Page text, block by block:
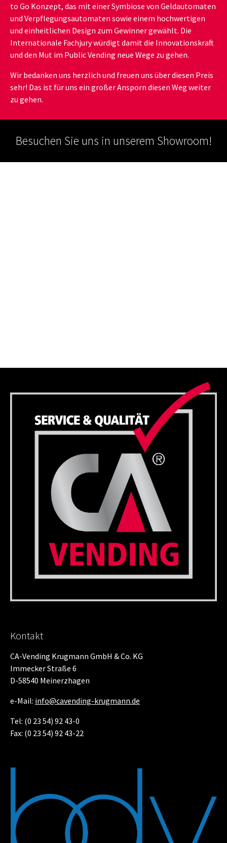
to Go Konzept, das mit einer Symbiose von Geldautomaten
und Verpflegungsautomaten sowie einem hochwertigen
und einheitlichen Design zum Gewinner gewählt. Die
Internationale Fachjury würdigt damit die Innovationskraft
und den Mut im Public Vending neue Wege zu gehen.
Wir bedanken uns herzlich und freuen uns über diesen Preis
sehr! Das ist für uns ein großer Ansporn diesen Weg weiter
zu gehen.
Besuchen Sie uns in unserem Showroom!
Kontakt
CA-Vending Krugmann GmbH & Co. KG
Immecker Straße 6
D-58540 Meinerzhagen
e-Mail: info@cavending-krugmann­.de
Tel: (0 23 54) 92 43-0
Fax: (0 23 54) 92 43-22